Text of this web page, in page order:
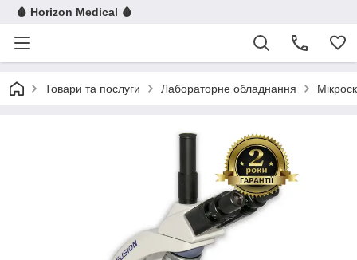
🩸 Horizon Medical 🩸
Товари та послуги Лабораторне обладнання